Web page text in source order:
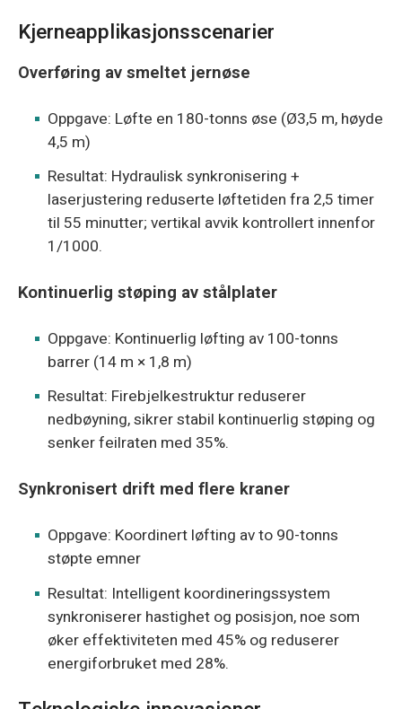
Kjerneapplikasjonsscenarier
Overføring av smeltet jernøse
Oppgave: Løfte en 180-tonns øse (Ø3,5 m, høyde
4,5 m)
Resultat: Hydraulisk synkronisering +
laserjustering reduserte løftetiden fra 2,5 timer
til 55 minutter; vertikal avvik kontrollert innenfor
1/1000.
Kontinuerlig støping av stålplater
Oppgave: Kontinuerlig løfting av 100-tonns
barrer (14 m × 1,8 m)
Resultat: Firebjelkestruktur reduserer
nedbøyning, sikrer stabil kontinuerlig støping og
senker feilraten med 35%.
Synkronisert drift med flere kraner
Oppgave: Koordinert løfting av to 90-tonns
støpte emner
Resultat: Intelligent koordineringssystem
synkroniserer hastighet og posisjon, noe som
øker effektiviteten med 45% og reduserer
energiforbruket med 28%.